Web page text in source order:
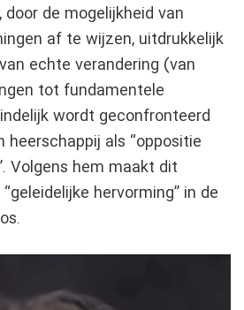
de mogelijkheid van
af te wijzen, uitdrukkelijk
echte verandering (van
tot fundamentele
wordt geconfronteerd
als “oppositie
Volgens hem maakt dit
hervorming” in de